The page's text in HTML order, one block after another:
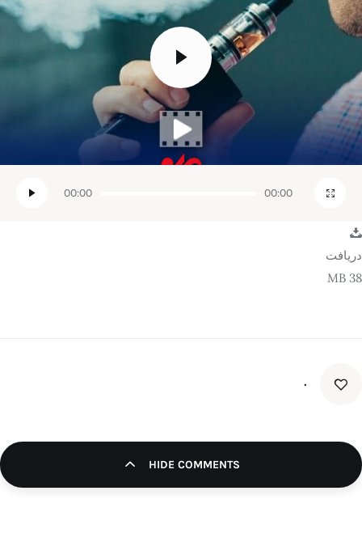
تک کده
پایگاه خبری آبان
خرید موتور ایمپلنت
00:00 00:00
دریافت
38 MB
۰
HIDE COMMENTS